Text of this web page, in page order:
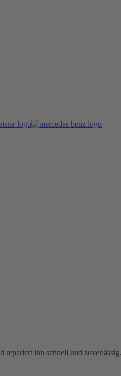
repariert ihn schnell und zuverlässig.